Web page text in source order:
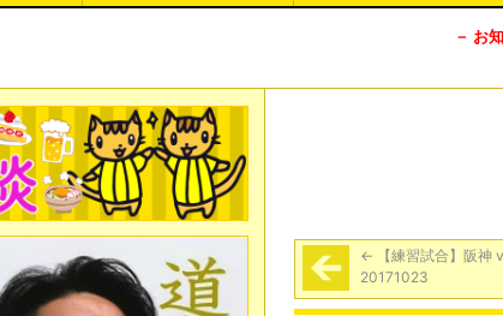
－ お
← 【練習試合】阪神
20171023